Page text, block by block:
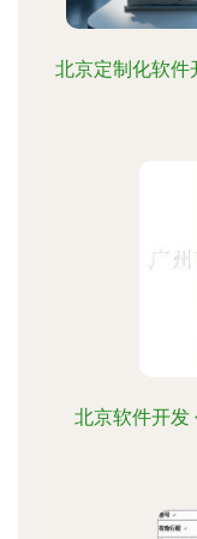
北京定制化软件
北京软件开发